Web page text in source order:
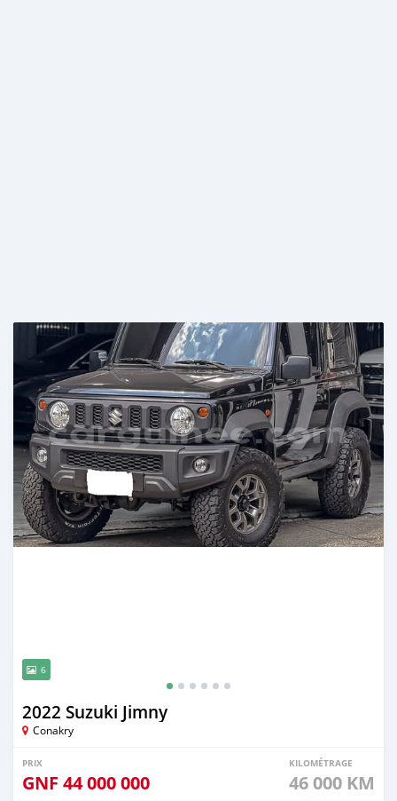
6
2022 Suzuki Jimny
Conakry
PRIX
GNF 44 000 000
KILOMÉTRAGE
46 000 KM